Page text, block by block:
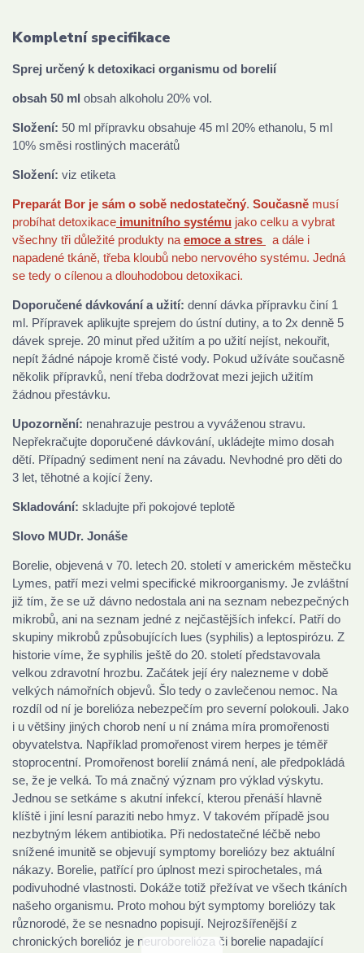
Kompletní specifikace
Sprej určený k detoxikaci organismu od borelií
obsah 50 ml obsah alkoholu 20% vol.
Složení: 50 ml přípravku obsahuje 45 ml 20% ethanolu, 5 ml
10% směsi rostliných macerátů
Složení: viz etiketa
Preparát Bor je sám o sobě nedostatečný. Současně musí
probíhat detoxikace imunitního systému jako celku a vybrat
všechny tři důležité produkty na emoce a stres
a dále i
napadené tkáně, třeba kloubů nebo nervového systému. Jedná
se tedy o cílenou a dlouhodobou detoxikaci.
Doporučené dávkování a užití: denní dávka přípravku činí 1
ml. Přípravek aplikujte sprejem do ústní dutiny, a to 2x denně 5
dávek spreje. 20 minut před užitím a po užití nejíst, nekouřit,
nepít žádné nápoje kromě čisté vody. Pokud užíváte současně
několik přípravků, není třeba dodržovat mezi jejich užitím
žádnou přestávku.
Upozornění: nenahrazuje pestrou a vyváženou stravu.
Nepřekračujte doporučené dávkování, ukládejte mimo dosah
dětí. Případný sediment není na závadu. Nevhodné pro děti do
3 let, těhotné a kojící ženy.
Skladování: skladujte při pokojové teplotě
Slovo MUDr. Jonáše
Borelie, objevená v 70. letech 20. století v americkém městečku
Lymes, patří mezi velmi specifické mikroorganismy. Je zvláštní
již tím, že se už dávno nedostala ani na seznam nebezpečných
mikrobů, ani na seznam jedné z nejčastějších infekcí. Patří do
skupiny mikrobů způsobujících lues (syphilis) a leptospirózu. Z
historie víme, že syphilis ještě do 20. století představovala
velkou zdravotní hrozbu. Začátek její éry nalezneme v době
velkých námořních objevů. Šlo tedy o zavlečenou nemoc. Na
rozdíl od ní je borelióza nebezpečím pro severní polokouli. Jako
i u většiny jiných chorob není u ní známa míra promořenosti
obyvatelstva. Například promořenost virem herpes je téměř
stoprocentní. Promořenost borelií známá není, ale předpokládá
se, že je velká. To má značný význam pro výklad výskytu.
Jednou se setkáme s akutní infekcí, kterou přenáší hlavně
klíště i jiní lesní paraziti nebo hmyz. V takovém případě jsou
nezbytným lékem antibiotika. Při nedostatečné léčbě nebo
snížené imunitě se objevují symptomy boreliózy bez aktuální
nákazy. Borelie, patřící pro úplnost mezi spirochetales, má
podivuhodné vlastnosti. Dokáže totiž přežívat ve všech tkáních
našeho organismu. Proto mohou být symptomy boreliózy tak
různorodé, že se nesnadno popisují. Nejrozšířenější z
chronických borelióz je neuroborelióza či borelie napadající